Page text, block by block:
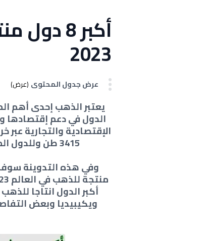
أكبر 8
2023
عرض جدول المحتوى (عرض)
يعتبر الذهب إحدى أهم
الدول في دعم إقتصادها
الإقتصادية والتجارية
3415 طن وللدول المنتجة للذهب النصيب الأكبر من هذا المعدل
أكبر الدول انتاجا
ويكيبيديا وبعض